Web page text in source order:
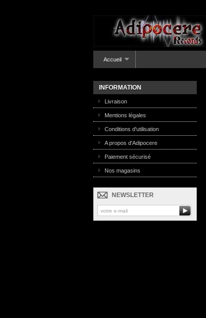
Accueil
INFORMATION
Livraison
Mentions légales
Conditions d'utilisation
A propos d'Adipocere
Paiement sécurisé
Nos magasins
NEWSLETTER